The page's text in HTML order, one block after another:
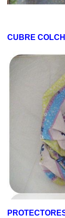
CUBRE